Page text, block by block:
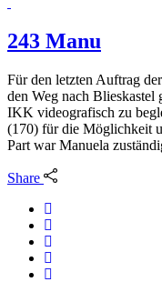
243 Manu
Für den letzten Auftrag
den Weg nach Blieskastel
IKK videografisch zu
(170) für die Möglichkeit
Part war Manuela
Share